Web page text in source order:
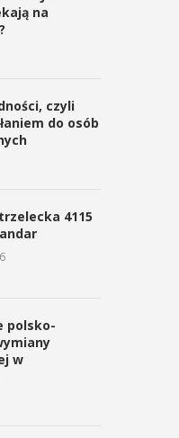
na
czyli
do osób
4115
polsko-
w